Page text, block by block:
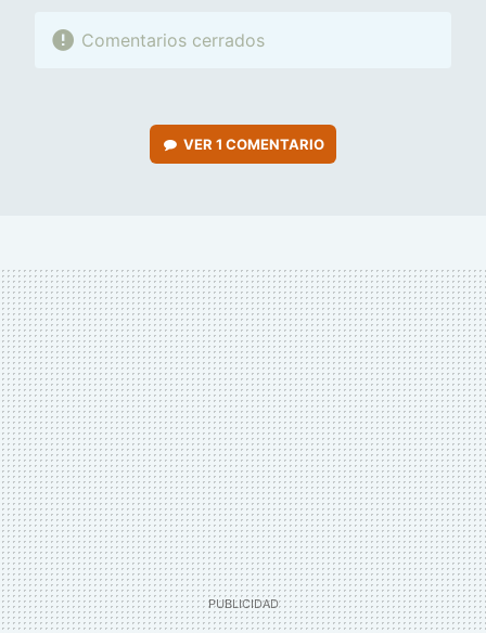
Comentarios cerrados
VER 1 COMENTARIO